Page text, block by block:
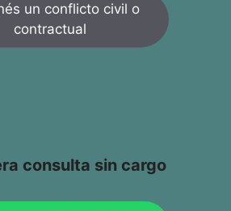
un conflicto civil o
contractual
consulta sin cargo